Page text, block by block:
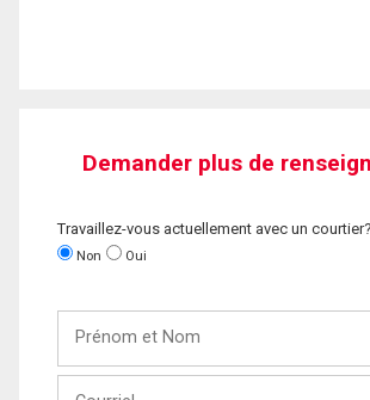
Demander plus de
Travaillez-vous actuellement avec un courtier?
Non Oui
Nom